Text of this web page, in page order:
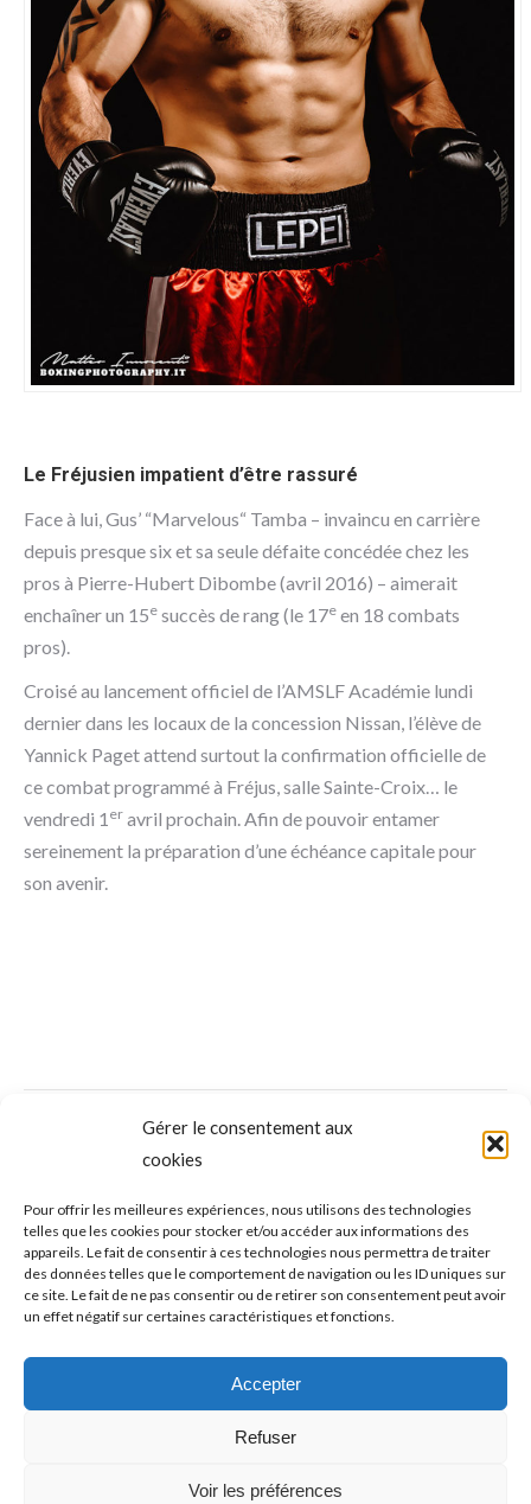
Gérer le consentement aux
cookies
Pour offrir les meilleures expériences, nous utilisons des technologies
telles que les cookies pour stocker et/ou accéder aux informations des
appareils. Le fait de consentir à ces technologies nous permettra de traiter
des données telles que le comportement de navigation ou les ID uniques sur
ce site. Le fait de ne pas consentir ou de retirer son consentement peut avoir
un effet négatif sur certaines caractéristiques et fonctions.
Accepter
Refuser
Voir les préférences
Le Fréjusien impatient d’être rassuré
Face à lui, Gus’ “Marvelous“ Tamba – invaincu en carrière
depuis presque six et sa seule défaite concédée chez les
pros à Pierre-Hubert Dibombe (avril 2016) – aimerait
enchaîner un 15e succès de rang (le 17e en 18 combats
pros).
Croisé au lancement officiel de l’AMSLF Académie lundi
dernier dans les locaux de la concession Nissan, l’élève de
Yannick Paget attend surtout la confirmation officielle de
ce combat programmé à Fréjus, salle Sainte-Croix… le
vendredi 1 er avril prochain. Afin de pouvoir entamer
sereinement la préparation d’une échéance capitale pour
son avenir.
NAVIGATION
COMMENTAIRE
ONGLET PRÉCÉDENT
Onglet
précédent
Covid-19 : nouvel allègement des
dispositions et restrictions sanitaires au 28
février
ONGLET SUIVANT
phase régulière) : le match ou jamais pour
l’AMSLF Val d’Argens